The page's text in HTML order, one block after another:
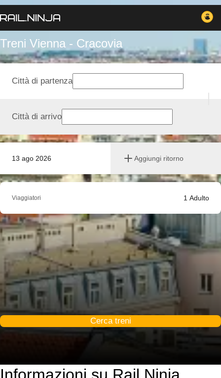
Treni Vienna - Cracovia
13 ago 2026 Aggiungi ritorno
Città di partenza
Città di arrivo
Viaggiatori 1 Adulto
Cerca treni